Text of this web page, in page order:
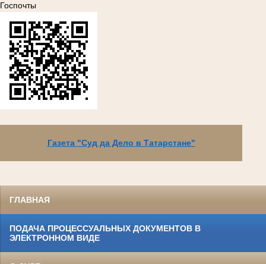
Госпочты
Газета "Суд да Дело в Татарстане"
ГЛАВНАЯ
ПОДАЧА ПРОЦЕССУАЛЬНЫХ ДОКУМЕНТОВ В
ЭЛЕКТРОННОМ ВИДЕ